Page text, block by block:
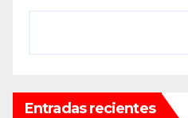
Entradas recientes